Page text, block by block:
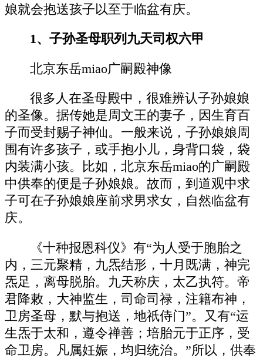
娘就会抱送孩子以至于临盆有庆。
1、子孙圣母职列九天司权六甲
北京东岳miao广嗣殿神像
很多人在圣母殿中，很难辨认子孙娘娘
的圣像。据传她是周文王的妻子，因生育百
子而受封赐子神仙。一般来说，子孙娘娘周
围有许多孩子，或手抱小儿，身背口袋，袋
内装满小孩。比如，北京东岳miao的广嗣殿
中供奉的便是子孙娘娘。故而，到道观中求
子可在子孙娘娘座前求男求女，自然临盆有
庆。
《十种报恩科仪》有“为人受于胞胎之
内，三元聚精，九炁结形，十月既满，神完
炁足，离母脱胎。九天称庆，太乙执符。帝
君降敕，大神监生，司命司禄，注籍布神，
卫房圣母，默与抱送，地祇侍门”。又有“运
生炁于太和，遵令禅善；培胎元于正序，受
命卫房。凡属妊娠，均归统治。”所以，供奉